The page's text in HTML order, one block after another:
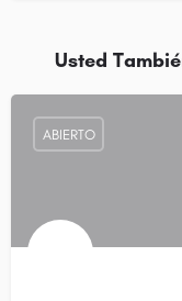
Usted
ABIERTO